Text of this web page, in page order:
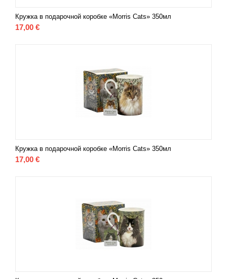
Кружка в подарочной коробке «Morris Cats» 350мл
17,00 €
Кружка в подарочной коробке «Morris Cats» 350мл
17,00 €